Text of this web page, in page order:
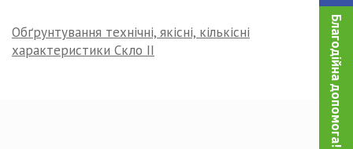
Благодійна допомога!
Обґрунтування технічні, якісні, кількісні
характеристики Скло ІІ